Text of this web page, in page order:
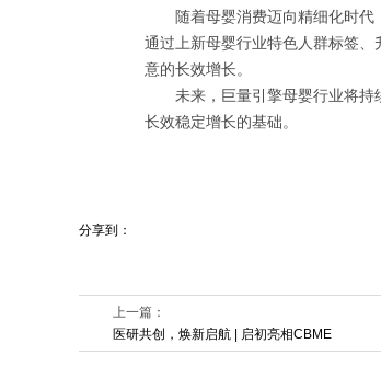
随着母婴消费迈向精细化时代
通过上新母婴行业特色人群标签
意的长效增长。
未来，巨量引擎母婴行业将
长效稳定增长的基础。
分享到：
上一篇：
医研共创，焕新启航 | 启初亮相CBME
2025